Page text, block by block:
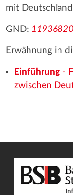
mit
GND:
Erwähnung in
Einführung-
zwischen